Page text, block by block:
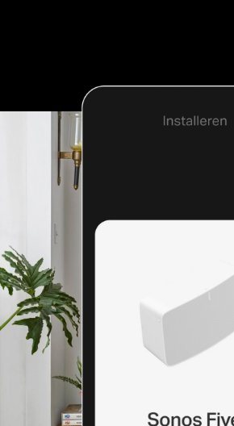
In een
geïnstalleerd
Stekker erin, tikken en spelen.
Meer informatie